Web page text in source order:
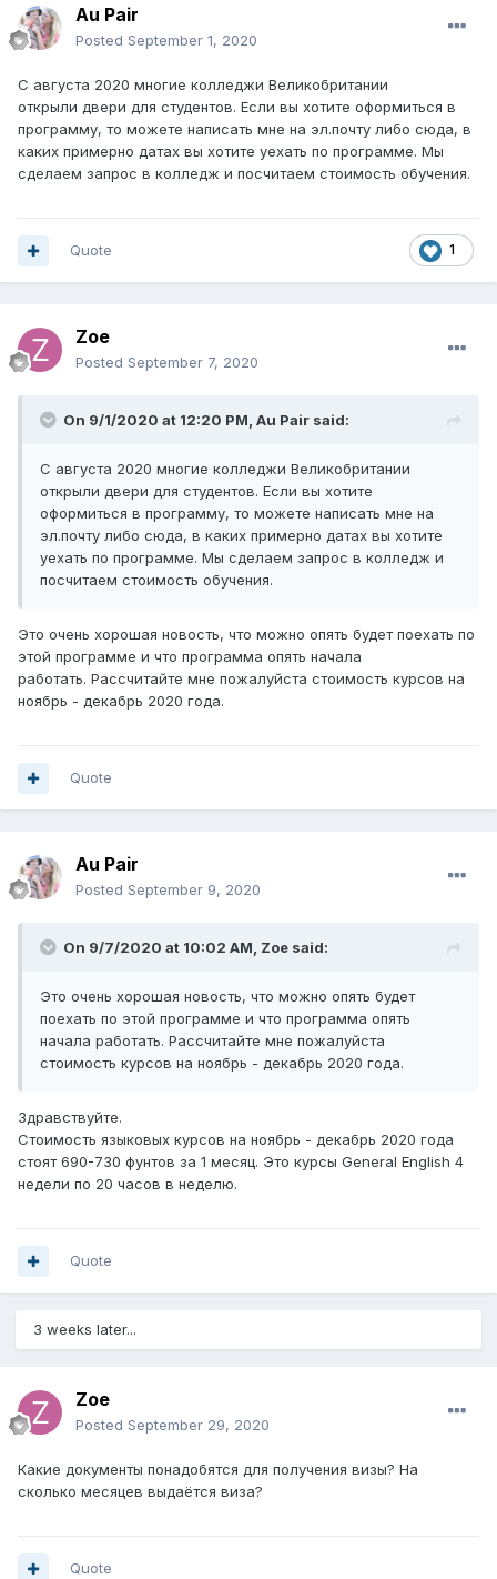
Au Pair
Posted September 1, 2020
С августа 2020 многие колледжи Великобритании
открыли двери для студентов. Если вы хотите оформиться в
программу, то можете написать мне на эл.почту либо сюда, в
каких примерно датах вы хотите уехать по программе. Мы
сделаем запрос в колледж и посчитаем стоимость обучения.
1
Quote
Zoe
Posted September 7, 2020
On 9/1/2020 at 12:20 PM, Au Pair said:
С августа 2020 многие колледжи Великобритании
открыли двери для студентов. Если вы хотите
оформиться в программу, то можете написать мне на
эл.почту либо сюда, в каких примерно датах вы хотите
уехать по программе. Мы сделаем запрос в колледж и
посчитаем стоимость обучения.
Это очень хорошая новость, что можно опять будет поехать по
этой программе и что программа опять начала
работать. Рассчитайте мне пожалуйста стоимость курсов на
ноябрь - декабрь 2020 года.
Quote
Au Pair
Posted September 9, 2020
On 9/7/2020 at 10:02 AM, Zoe said:
Это очень хорошая новость, что можно опять будет
поехать по этой программе и что программа опять
начала работать. Рассчитайте мне пожалуйста
стоимость курсов на ноябрь - декабрь 2020 года.
Здравствуйте.
Стоимость языковых курсов на ноябрь - декабрь 2020 года
стоят 690-730 фунтов за 1 месяц. Это курсы General English 4
недели по 20 часов в неделю.
Quote
3 weeks later...
Zoe
Posted September 29, 2020
Какие документы понадобятся для получения визы? На
сколько месяцев выдаётся виза?
Quote